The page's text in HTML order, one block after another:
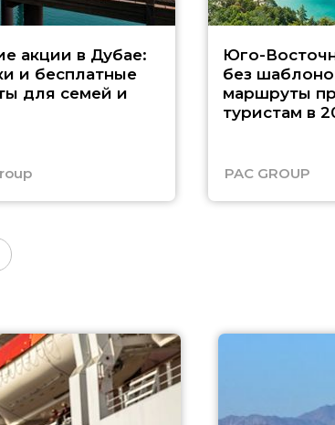
акции в Дубае:
и бесплатные
для семей и
Юго-
без
маршруты
туристам в
PAC GROUP